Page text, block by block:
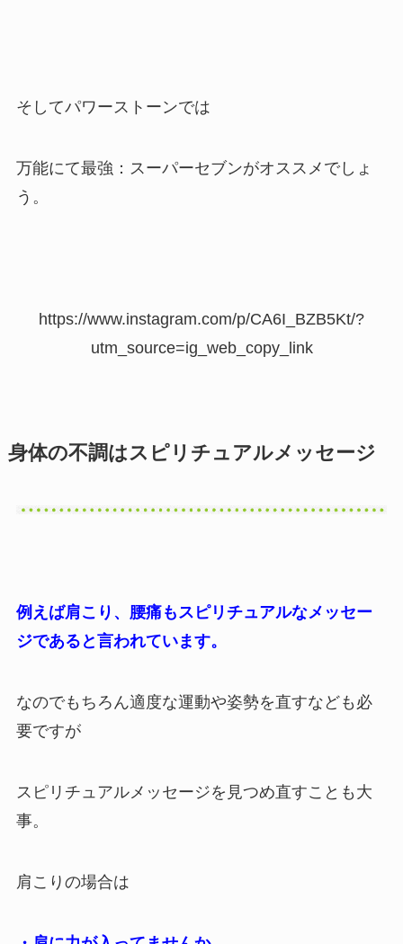
そしてパワーストーンでは
万能にて最強：スーパーセブンがオススメでしょ
う。
https://www.instagram.com/p/CA6I_BZB5Kt/?
utm_source=ig_web_copy_link
身体の不調はスピリチュアルメッセージ
例えば肩こり、腰痛もスピリチュアルなメッセー
ジであると言われています。
なのでもちろん適度な運動や姿勢を直すなども必
要ですが
スピリチュアルメッセージを見つめ直すことも大
事。
肩こりの場合は